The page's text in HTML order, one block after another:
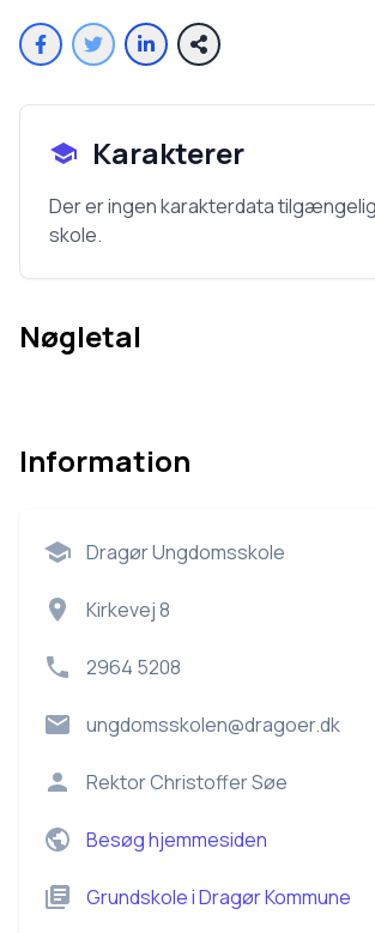
Karakterer
Der er ingen karakterdata
skole.
Nøgletal
Information
Dragør Ungdomsskole
Kirkevej 8
2964 5208
ungdomsskolen@dragoer.dk
RektorChristoffer Søe
Besøg hjemmesiden
GrundskoleiDragør Kommune